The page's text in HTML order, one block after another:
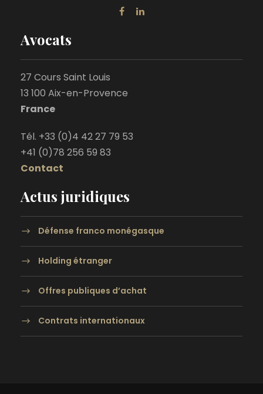
Avocats
27 Cours Saint Louis
13 100 Aix-en-Provence
France
Tél. +33 (0)4 42 27 79 53
+41 (0)78 256 59 83
Contact
Actus juridiques
Défense franco monégasque
Holding étranger
Offres publiques d’achat
Contrats internationaux